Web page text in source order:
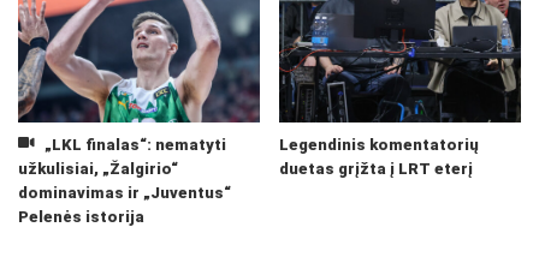
„LKL finalas“: nematyti
užkulisiai, „Žalgirio“
dominavimas ir „Juventus“
Pelenės istorija
Legendinis komentatorių
duetas grįžta į LRT eterį